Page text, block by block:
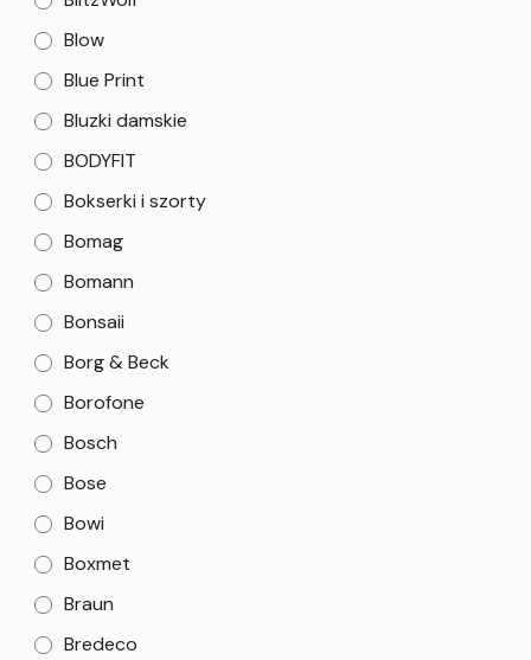
Blow
Blue Print
Bluzki damskie
BODYFIT
Bokserki i szorty
Bomag
Bomann
Bonsaii
Borg & Beck
Borofone
Bosch
Bose
Bowi
Boxmet
Braun
Bredeco